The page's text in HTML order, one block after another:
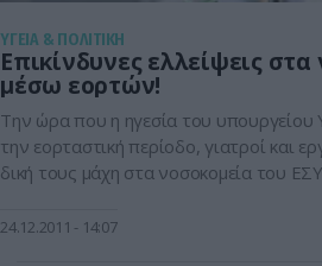
ΥΓΕΙΑ & ΠΟΛΙΤΙΚΗ
Επικίνδυνες ελλείψεις
μέσω εορτών!
Την ώρα που η ηγεσία του υπουργείου
την εορταστική περίοδο, γιατροί και
δική τους μάχη στα νοσοκομεία του
των νοσοκομείων απουσιάζουν από
24.12.2011 14:07